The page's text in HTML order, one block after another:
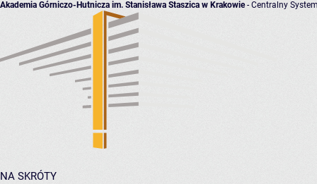
Akademia Górniczo-Hutnicza im. Stanisława Staszica w Krakowie- Centralny
NA SKRÓTY